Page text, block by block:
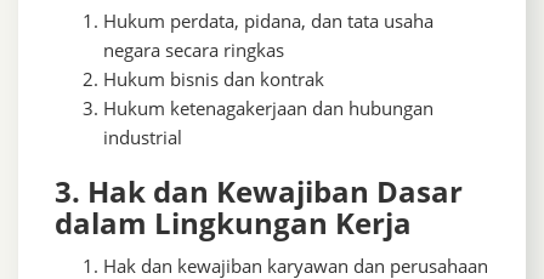
Hukum perdata, pidana, dan tata usaha
negara secara ringkas
Hukum bisnis dan kontrak
Hukum ketenagakerjaan dan hubungan
industrial
3. Hak dan Kewajiban Dasar
dalam Lingkungan Kerja
Hak dan kewajiban karyawan dan perusahaan